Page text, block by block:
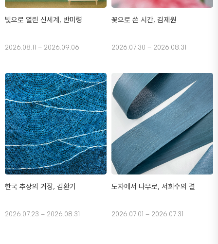
빛으로 열린 신세계, 반미령
2026.08.11 – 2026.09.06
꽃으로 쓴 시간, 김제원
2026.07.30 – 2026.08.31
한국 추상의 거장, 김환기
2026.07.23 – 2026.08.31
도자에서 나무로, 서희수의 결
2026.07.01 – 2026.07.31